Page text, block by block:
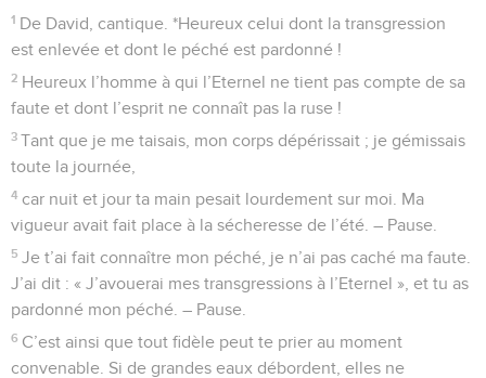
1 De David, cantique. *Heureux celui dont la transgression
est enlevée et dont le péché est pardonné !
2 Heureux l’homme à qui l’Eternel ne tient pas compte de sa
faute et dont l’esprit ne connaît pas la ruse !
3 Tant que je me taisais, mon corps dépérissait ; je gémissais
toute la journée,
4 car nuit et jour ta main pesait lourdement sur moi. Ma
vigueur avait fait place à la sécheresse de l’été. – Pause.
5 Je t’ai fait connaître mon péché, je n’ai pas caché ma faute.
J’ai dit : « J’avouerai mes transgressions à l’Eternel », et tu as
pardonné mon péché. – Pause.
6 C’est ainsi que tout fidèle peut te prier au moment
convenable. Si de grandes eaux débordent, elles ne